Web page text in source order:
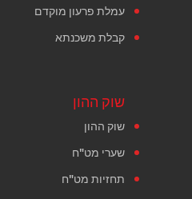
עמלת פרעון מוקדם
קבלת משכנתא
שוק ההון
שוק ההון
שערי מט"ח
תחזיות מט"ח